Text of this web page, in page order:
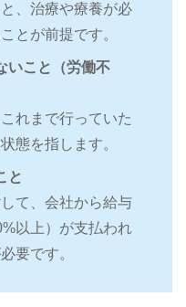
、治療や療養が必
とが前提です。
いこと（労働不
れまで行っていた
態を指します。
と
て、会社から給与
以上）が支払われ
要です。